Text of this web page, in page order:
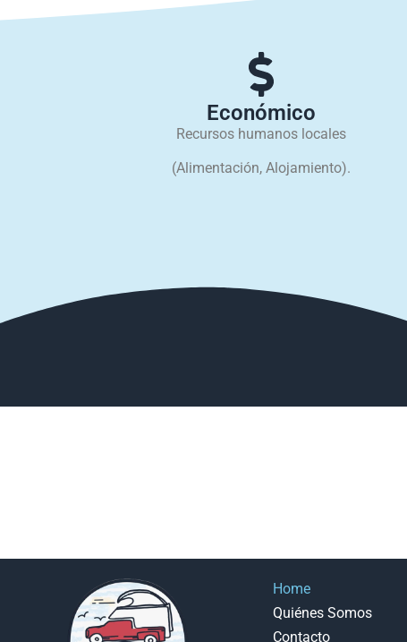
Económico
Recursos humanos locales
(Alimentación, Alojamiento).
Home
Quiénes Somos
Contacto